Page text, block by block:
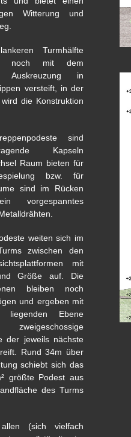
Witterung und
Turmhälfte
noch mit dem
Auskreuzung in
versteift, in der
die Konstruktion
sind
Kapseln
Raum bieten für
bzw. für
sind im Rücken
vorgespanntes
weiten sich im
zwischen den
mit
Größe auf. Die
bleiben noch
und ergeben mit
Ebene
der jeweils nächste
Rund 34m über
schiebt sich das
größte Podest aus
des Turms
(sich vielfach